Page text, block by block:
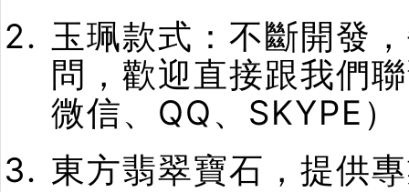
玉珮款式：不斷開發
問，歡迎直接跟我們
微信、QQ、SKYPE）
東方翡翠寶石，提供